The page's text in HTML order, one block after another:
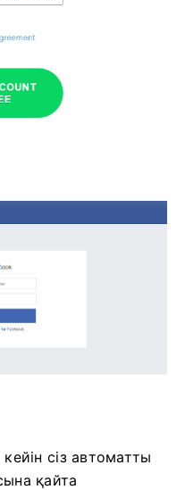
сіз автоматты
қайта